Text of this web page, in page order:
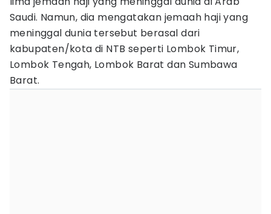
Saudi. Namun, dia mengatakan jemaah haji yang
meninggal dunia tersebut berasal dari
kabupaten/kota di NTB seperti Lombok Timur,
Lombok Tengah, Lombok Barat dan Sumbawa
Barat.